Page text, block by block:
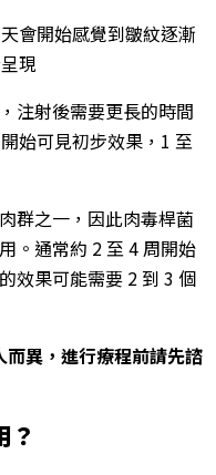
會開始感覺到皺紋逐漸
現
注射後需要更長的時間
始可見初步效果，1 至
群之一，因此肉毒桿菌
。通常約 2 至 4 周開始
效果可能需要 2 到 3 個
異，進行療程前請先諮
？